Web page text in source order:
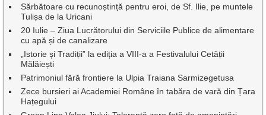
Sărbătoare cu recunoștință pentru eroi, de Sf. Ilie, pe muntele
Tulișa de la Uricani
20 Iulie – Ziua Lucrătorului din Serviciile Publice de alimentare
cu apă și de canalizare
„Istorie și Tradiții” la ediția a VIII-a a Festivalului Cetății
Mălăiești
Patrimoniul fără frontiere la Ulpia Traiana Sarmizegetusa
Zece bursieri ai Academiei Române în tabăra de vară din Țara
Hațegului